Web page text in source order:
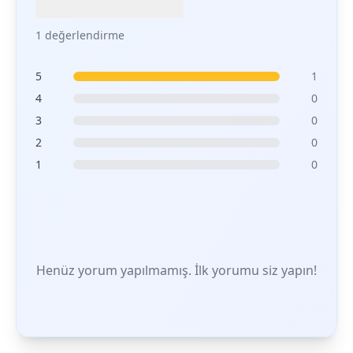
1 değerlendirme
5
1
4
0
3
0
2
0
1
0
Henüz yorum yapılmamış. İlk yorumu siz yapın!